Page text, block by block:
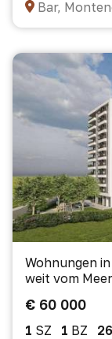
Bar,
Wohnungen
weit vom
€ 60 000
1 SZ 1 BZ 26